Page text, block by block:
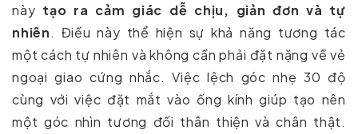
này tạo ra cảm giác dễ chịu, giản đơn và tự
nhiên. Điều này thể hiện sự khả năng tương tác
một cách tự nhiên và không cần phải đặt nặng về vẻ
ngoại giao cứng nhắc. Việc lệch góc nhẹ 30 độ
cùng với việc đặt mắt vào ống kính giúp tạo nên
một góc nhìn tương đối thân thiện và chân thật.